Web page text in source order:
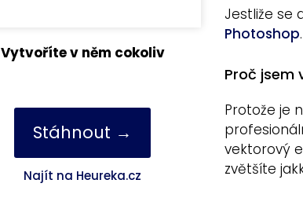
Vytvoříte v něm cokoliv
Stáhnout →
Najít na Heureka.cz
Jestliže se
Photoshop.
Proč jsem
Protože je
vektorový
zvětšíte